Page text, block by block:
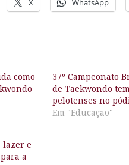
X WhatsApp
como
37º Campeonato
de Taekwondo
pelotenses no
Em "Educação"
lazer e
a